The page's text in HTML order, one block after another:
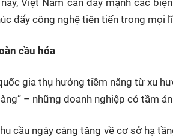
gia đình
khác
đẩy công nghệ tiên tiến trong mọi
cầu hóa
gia thụ hưởng tiềm năng từ xu
– những doanh nghiệp có tầm
cầu ngày càng tăng về cơ sở hạ